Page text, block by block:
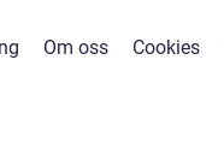
Om oss Cookies